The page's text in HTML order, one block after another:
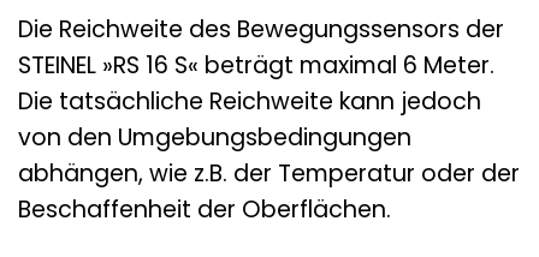
Die Reichweite des Bewegungssensors der
STEINEL »RS 16 S« beträgt maximal 6 Meter.
Die tatsächliche Reichweite kann jedoch
von den Umgebungsbedingungen
abhängen, wie z.B. der Temperatur oder der
Beschaffenheit der Oberflächen.